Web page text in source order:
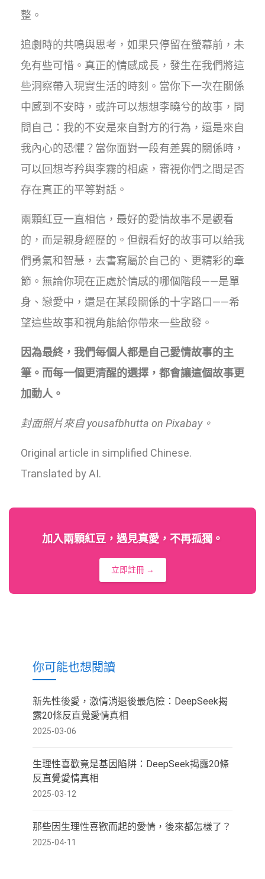
整。
追劇時的共鳴與思考，如果只停留在螢幕前，未
免有些可惜。真正的情感成長，發生在我們將這
些洞察帶入現實生活的時刻。當你下一次在關係
中感到不安時，或許可以想想李曉兮的故事，問
問自己：我的不安是來自對方的行為，還是來自
我內心的恐懼？當你面對一段有差異的關係時，
可以回想岑矜與李霧的相處，審視你們之間是否
存在真正的平等對話。
兩顆紅豆一直相信，最好的愛情故事不是觀看
的，而是親身經歷的。但觀看好的故事可以給我
們勇氣和智慧，去書寫屬於自己的、更精彩的章
節。無論你現在正處於情感的哪個階段——是單
身、戀愛中，還是在某段關係的十字路口——希
望這些故事和視角能給你帶來一些啟發。
因為最終，我們每個人都是自己愛情故事的主
筆。而每一個更清醒的選擇，都會讓這個故事更
加動人。
封面照片來自 yousafbhutta on Pixabay。
Original article in simplified Chinese.
Translated by AI.
加入兩顆紅豆，遇見真愛，不再孤獨。
立即註冊 →
你可能也想閱讀
新先性後愛，激情消退後最危險：DeepSeek揭
露20條反直覺愛情真相
2025-03-06
生理性喜歡竟是基因陷阱：DeepSeek揭露20條
反直覺愛情真相
2025-03-12
那些因生理性喜歡而起的愛情，後來都怎樣了？
2025-04-11